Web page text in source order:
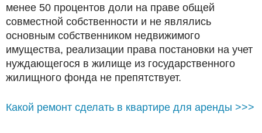
менее 50 процентов доли на праве общей
совместной собственности и не являлись
основным собственником недвижимого
имущества, реализации права постановки на учет
нуждающегося в жилище из государственного
жилищного фонда не препятствует.
Какой ремонт сделать в квартире для аренды >>>